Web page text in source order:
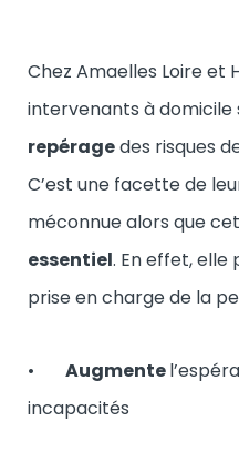
Chez Amaelles Loire et
intervenants à domicile
repéragedes risques
C’est une facette de
méconnue alors que
essentiel. En effet,
prise en charge de la
• Augmente
incapacités